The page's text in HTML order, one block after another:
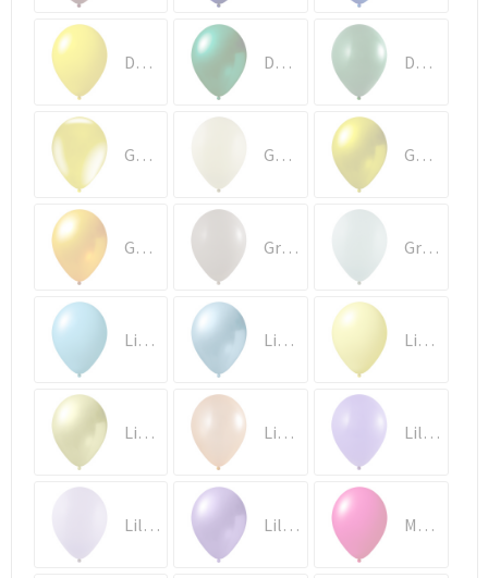
Koeltassen en Koelboxen
Goodiebags
Donker Geel (1110) Donker groen Metallic (2460) Donkergroen (1165)
Geel Kristal (3310) Geel Macaron (1210) Geel Metallic (2410)
Goud Metallic (2415) Grijs (1190) Groen Macaron (1285)
Licht Blauw (1151) Licht blauw Metallic (2650) Licht Geel (1010)
Licht geel Metallic (2611) Licht oranje Metallic (2620) Lila (1070)
Lila Macaron (1270) Lila Metallic (2670) Magenta (1040)